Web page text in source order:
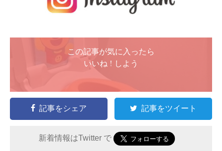
この記事が気に入ったら
いいね ! しよう
記事をシェア 記事をツイート
新着情報はTwitter で